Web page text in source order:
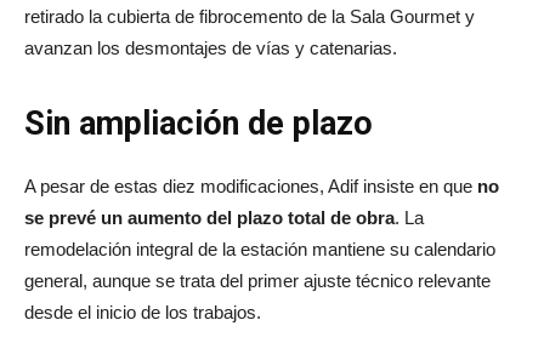
retirado la cubierta de fibrocemento de la Sala Gourmet y
avanzan los desmontajes de vías y catenarias.
Sin ampliación de plazo
A pesar de estas diez modificaciones, Adif insiste en que no
se prevé un aumento del plazo total de obra. La
remodelación integral de la estación mantiene su calendario
general, aunque se trata del primer ajuste técnico relevante
desde el inicio de los trabajos.